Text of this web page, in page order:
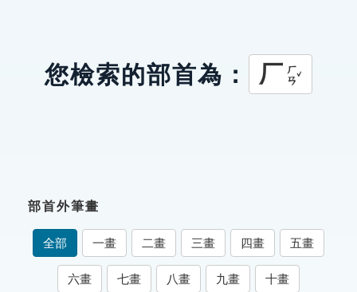
成語故事
索引選單
知識索引
您檢索的部首為： 厂ㄏㄢˇ
部首外筆畫
全部 一畫 二畫 三畫 四畫 五畫
六畫 七畫 八畫 九畫 十畫